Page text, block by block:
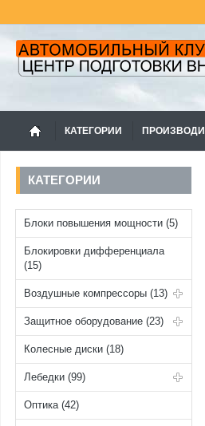
КАТЕГОРИИ
КАТЕГОРИИ
Блоки повышения мощности (5)
Блокировки дифференциала
(15)
Воздушные компрессоры (13)
Защитное оборудование (23)
Колесные диски (18)
Лебедки (99)
Оптика (42)